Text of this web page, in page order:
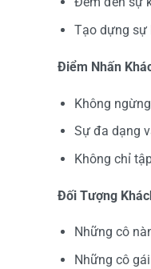
Tạo dựng sự
Điểm Nhấn
Không
Sự đa dạng
Không chỉ
Đối Tượng
Những cô
Những cô